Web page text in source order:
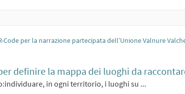
Code per la narrazione partecipata dell’Unione Valnure
definire la mappa dei luoghi da
in ogni territorio, i luoghi su ...